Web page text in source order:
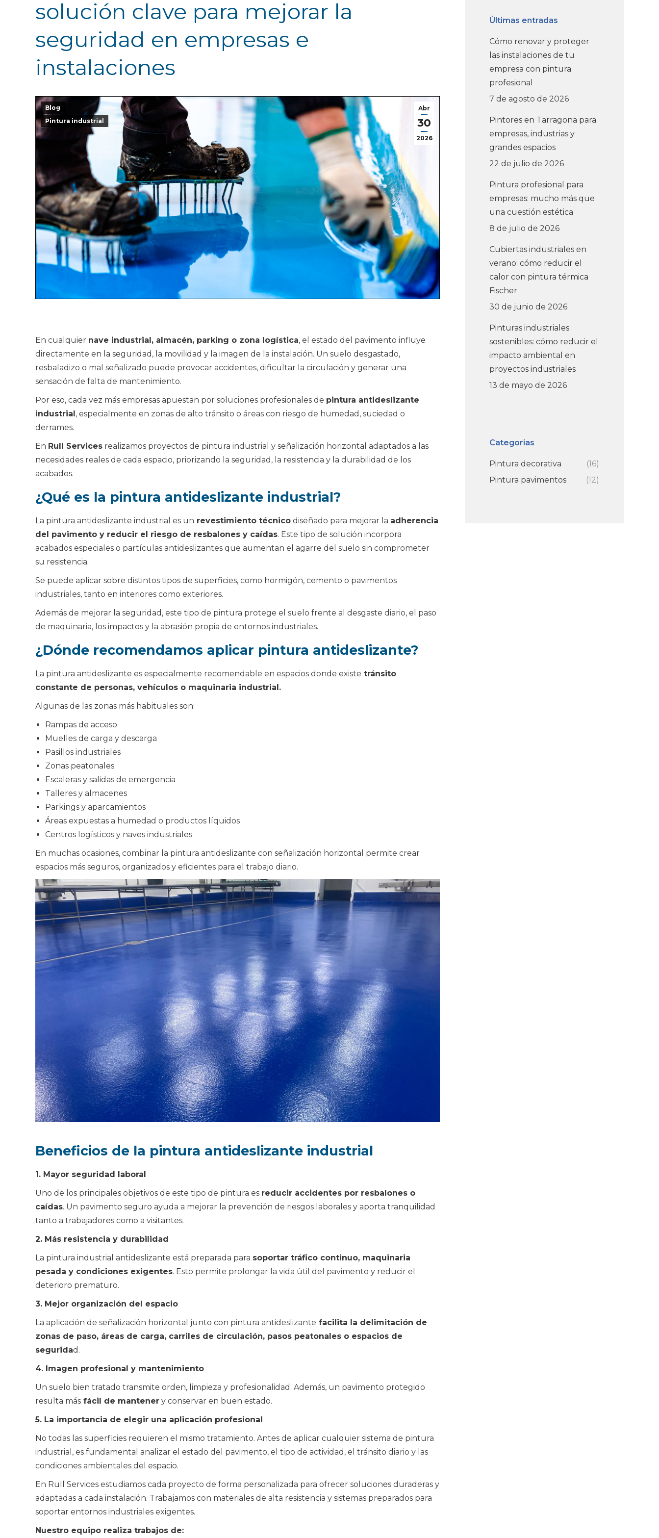
solución clave para mejorar la
seguridad en empresas e
instalaciones
Abr
30
2026
Blog
Pintura industrial
En cualquier nave industrial, almacén, parking o zona logística, el estado del pavimento influye
directamente en la seguridad, la movilidad y la imagen de la instalación. Un suelo desgastado,
resbaladizo o mal señalizado puede provocar accidentes, dificultar la circulación y generar una
sensación de falta de mantenimiento.
Por eso, cada vez más empresas apuestan por soluciones profesionales de pintura antideslizante
industrial, especialmente en zonas de alto tránsito o áreas con riesgo de humedad, suciedad o
derrames.
En Rull Services realizamos proyectos de pintura industrial y señalización horizontal adaptados a las
necesidades reales de cada espacio, priorizando la seguridad, la resistencia y la durabilidad de los
acabados.
¿Qué es la pintura antideslizante industrial?
La pintura antideslizante industrial es un revestimiento técnico diseñado para mejorar la adherencia
del pavimento y reducir el riesgo de resbalones y caídas. Este tipo de solución incorpora
acabados especiales o partículas antideslizantes que aumentan el agarre del suelo sin comprometer
su resistencia.
Se puede aplicar sobre distintos tipos de superficies, como hormigón, cemento o pavimentos
industriales, tanto en interiores como exteriores.
Además de mejorar la seguridad, este tipo de pintura protege el suelo frente al desgaste diario, el paso
de maquinaria, los impactos y la abrasión propia de entornos industriales.
¿Dónde recomendamos aplicar pintura antideslizante?
La pintura antideslizante es especialmente recomendable en espacios donde existe tránsito
constante de personas, vehículos o maquinaria industrial.
Algunas de las zonas más habituales son:
Rampas de acceso
Muelles de carga y descarga
Pasillos industriales
Zonas peatonales
Escaleras y salidas de emergencia
Talleres y almacenes
Parkings y aparcamientos
Áreas expuestas a humedad o productos líquidos
Centros logísticos y naves industriales
En muchas ocasiones, combinar la pintura antideslizante con señalización horizontal permite crear
espacios más seguros, organizados y eficientes para el trabajo diario.
Beneficios de la pintura antideslizante industrial
1. Mayor seguridad laboral
Uno de los principales objetivos de este tipo de pintura es reducir accidentes por resbalones o
caídas. Un pavimento seguro ayuda a mejorar la prevención de riesgos laborales y aporta tranquilidad
tanto a trabajadores como a visitantes.
2. Más resistencia y durabilidad
La pintura industrial antideslizante está preparada para soportar tráfico continuo, maquinaria
pesada y condiciones exigentes. Esto permite prolongar la vida útil del pavimento y reducir el
deterioro prematuro.
3. Mejor organización del espacio
La aplicación de señalización horizontal junto con pintura antideslizante facilita la delimitación de
zonas de paso, áreas de carga, carriles de circulación, pasos peatonales o espacios de
seguridad.
4. Imagen profesional y mantenimiento
Un suelo bien tratado transmite orden, limpieza y profesionalidad. Además, un pavimento protegido
resulta más fácil de mantener y conservar en buen estado.
5. La importancia de elegir una aplicación profesional
No todas las superficies requieren el mismo tratamiento. Antes de aplicar cualquier sistema de pintura
industrial, es fundamental analizar el estado del pavimento, el tipo de actividad, el tránsito diario y las
condiciones ambientales del espacio.
En Rull Services estudiamos cada proyecto de forma personalizada para ofrecer soluciones duraderas y
adaptadas a cada instalación. Trabajamos con materiales de alta resistencia y sistemas preparados para
soportar entornos industriales exigentes.
Nuestro equipo realiza trabajos de:
Últimas entradas
Cómo renovar y proteger
las instalaciones de tu
empresa con pintura
profesional
7 de agosto de 2026
Pintores en Tarragona para
empresas, industrias y
grandes espacios
22 de julio de 2026
Pintura profesional para
empresas: mucho más que
una cuestión estética
8 de julio de 2026
Cubiertas industriales en
verano: cómo reducir el
calor con pintura térmica
Fischer
30 de junio de 2026
Pinturas industriales
sostenibles: cómo reducir el
impacto ambiental en
proyectos industriales
13 de mayo de 2026
Categorias
Pintura decorativa
(16)
Pintura pavimentos
(12)